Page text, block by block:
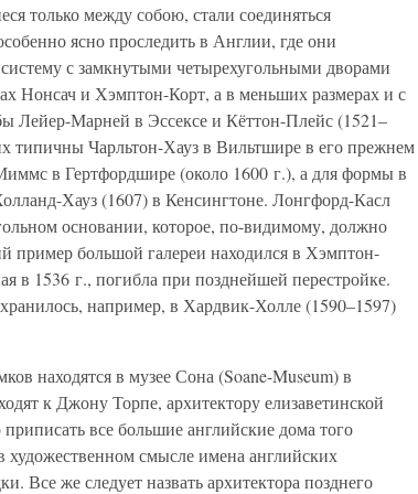
только между собою, стали соединяться
ясно проследить в Англии, где они
с замкнутыми четырехугольными дворами
Нонсач и Хэмптон-Корт, а в меньших размерах и с
Лейер-Марней в Эссексе и Кёттон-Плейс (1521–
типичны Чарльтон-Хауз в Вильтшире в его прежнем
в Гертфордшире (около 1600 г.), а для формы в
Хауз (1607) в Кенсингтоне. Лонгфорд-Касл
основании, которое, по-видимому, должно
пример большой галереи находился в Хэмптон-
в 1536 г., погибла при позднейшей перестройке.
например, в Хардвик-Холле (1590–1597)
находятся в музее Сона (Soane-Museum) в
к Джону Торпе, архитектору елизаветинской
все большие английские дома того
смысле имена английских
Все же следует назвать архитектора позднего